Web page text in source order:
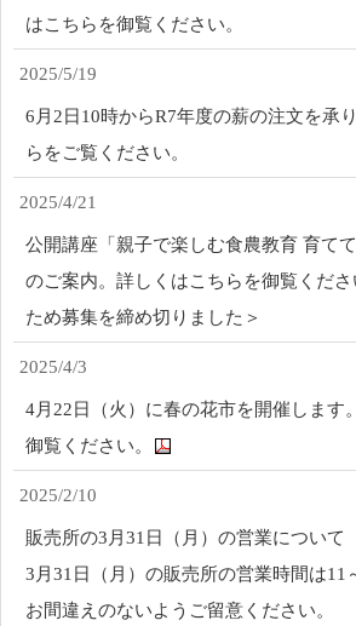
はこちらを御覧ください。
2025/5/19
6月2日10時からR7年度の薪の注文を承
らをご覧ください。
2025/4/21
公開講座「親子で楽しむ食農教育 育て
のご案内。詳しくはこちらを御覧くだ
ため募集を締め切りました＞
2025/4/3
4月22日（火）に春の花市を開催します
御覧ください。
2025/2/10
販売所の3月31日（月）の営業について
3月31日（月）の販売所の営業時間は11
お間違えのないようご留意ください。